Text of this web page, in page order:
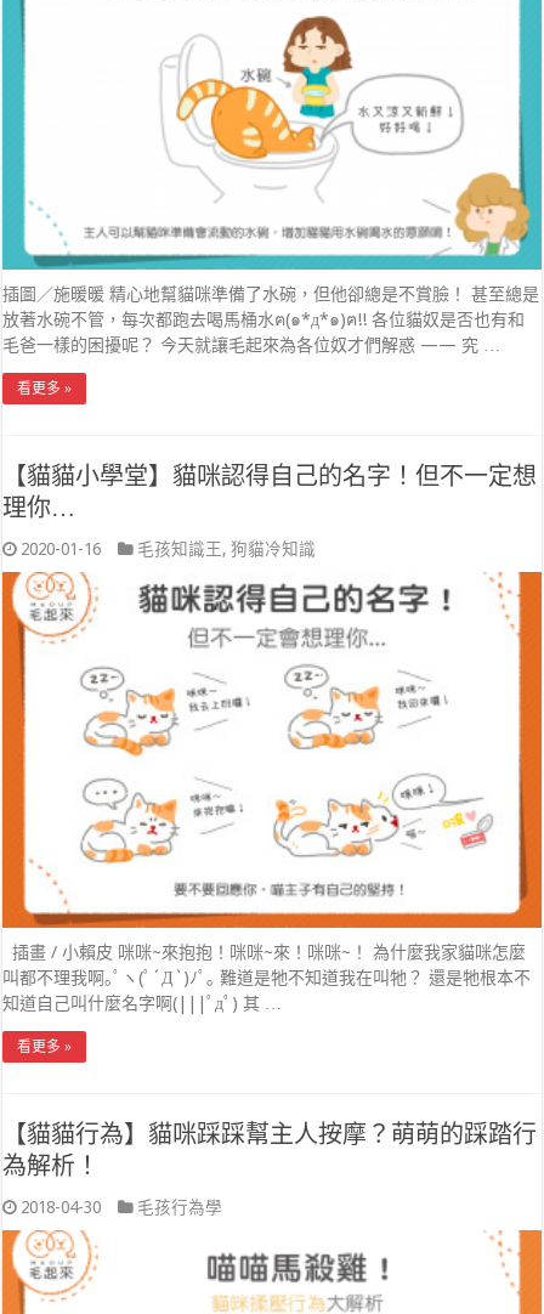
插圖／施暖暖 精心地幫貓咪準備了水碗，但他卻總是不賞臉！ 甚至總是
放著水碗不管，每次都跑去喝馬桶水ฅ(๑*д*๑)ฅ!! 各位貓奴是否也有和
毛爸一樣的困擾呢？ 今天就讓毛起來為各位奴才們解惑 —— 究 …
看更多 »
【貓貓小學堂】貓咪認得自己的名字！但不一定想
理你…
2020-01-16 毛孩知識王,狗貓冷知識
插畫 / 小賴皮 咪咪~來抱抱！咪咪~來！咪咪~！ 為什麼我家貓咪怎麼
叫都不理我啊｡ﾟヽ(ﾟ´Д`)ﾉﾟ｡ 難道是牠不知道我在叫牠？ 還是牠根本不
知道自己叫什麼名字啊(|||ﾟдﾟ) 其 …
看更多 »
【貓貓行為】貓咪踩踩幫主人按摩？萌萌的踩踏行
為解析！
2018-04-30 毛孩行為學